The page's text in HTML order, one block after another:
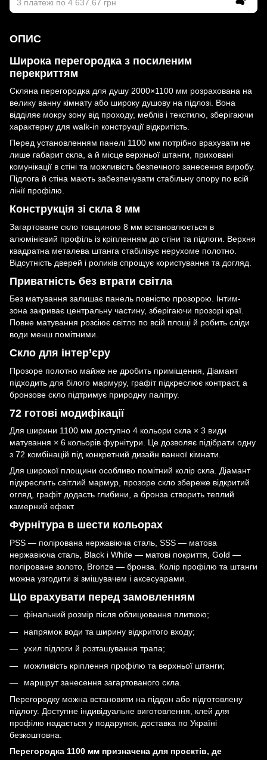
3 платежі по 4 637.67 грн
ОПИС
Широка перегородка з посиленим
перекриттям
Скляна перегородка для душу 2000×1100 мм розрахована на
велику ванну кімнату або широку душову на підлозі. Вона
відділяє мокру зону від проходу, меблів і текстилю, зберігаючи
характерну для walk-in конструкції відкритість.
Перед установленням панелі 1100 мм потрібно врахувати не
лише габарит скла, а й місце верхньої штанги, приховані
комунікації в стіні та можливість безпечного занесення виробу.
Підлога й стіна мають забезпечувати стабільну опору по всій
лінії профілю.
Конструкція зі скла 8 мм
Загартоване скло товщиною 8 мм встановлюється в
алюмінієвий профіль із кріпленням до стіни та підлоги. Верхня
квадратна металева штанга стабілізує нерухоме полотно.
Відсутність дверей і роликів спрощує користування та догляд.
Приватність без втрати світла
Без матування залишає панель повністю прозорою. Інтим-
зона закриває центральну частину, зберігаючи прозорі краї.
Повне матування розсіює світло по всій площі й робить сліди
води менш помітними.
Скло для інтер’єру
Прозоре полотно майже не дробить приміщення, Діамант
підходить для білого мармуру, графіт підкреслює контраст, а
бронзове скло підтримує природну палітру.
72 готові модифікації
Для ширини 1100 мм доступно 4 кольори скла × 3 види
матування × 6 кольорів фурнітури. Це дозволяє підібрати одну
з 72 комбінацій під конкретний дизайн ванної кімнати.
Для широкої площини особливо помітний колір скла. Діамант
підкреслить світлий мармур, прозоре скло збереже відкритий
огляд, графіт додасть глибини, а бронза створить теплий
камерний ефект.
Фурнітура в шести кольорах
PSS — полірована нержавіюча сталь, SSS — матова
нержавіюча сталь, Black і White — матові покриття, Gold —
поліроване золото, Bronze — бронза. Колір профілю та штанги
можна узгодити зі змішувачем і аксесуарами.
Що врахувати перед замовленням
фінальний розмір після облицювання плиткою;
напрямок води та ширину відкритого входу;
ухил підлоги й розташування трапа;
можливість кріплення профілю та верхньої штанги;
маршрут занесення загартованого скла.
Перегородку можна встановити на піддон або підготовлену
підлогу. Доступне індивідуальне виготовлення, клей для
профілю надається у подарунок, доставка по Україні
безкоштовна.
Перегородка 1100 мм призначена для проєктів, де